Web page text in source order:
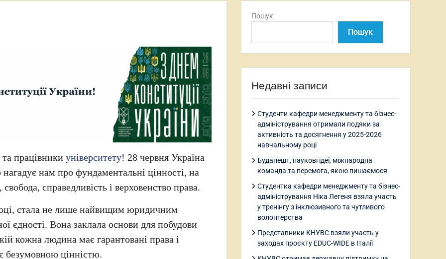
працівники університету! 28 червня Україна
нам про фундаментальні цінності, на
справедливість і верховенство права.
стала не лише найвищим юридичним
єдності. Вона заклала основи для побудови
кожна людина має гарантовані права і
безумовною цінністю.
Пошук
Пошук
Недавні записи
Студенти кафедри менеджменту та бізнес-
адміністрування отримали подяки за
активність та досягнення у 2025-2026
навчальному році
Будапешт, наукові ідеї, міжнародна
команда та перемога, якою пишаємося
Студентка кафедри менеджменту та бізнес-
адміністрування Ніка Легеня взяла участь
у тренінгу з інклюзивного та чутливого
волонтерства
Представники КНУВС взяли участь у
заходах проєкту EDUC-WIDE в Італії